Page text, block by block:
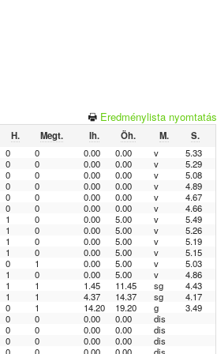
Eredménylista nyomtatás
H. Megt. Ih. Öh. M.
S.
0 0 0.00 0.00 v
5.33
0 0 0.00 0.00 v
5.29
0 0 0.00 0.00 v
5.08
0 0 0.00 0.00 v
4.89
0 0 0.00 0.00 v
4.67
0 0 0.00 0.00 v
4.66
1 0 0.00 5.00 v
5.49
1 0 0.00 5.00 v
5.26
1 0 0.00 5.00 v
5.19
1 0 0.00 5.00 v
5.15
0 1 0.00 5.00 v
5.03
1 0 0.00 5.00 v
4.86
1 1 1.45 11.45 sg
4.43
1 1 4.37 14.37 sg
4.17
0 1 14.20 19.20 g
3.49
0 0 0.00 0.00
dis
0 0 0.00 0.00
dis
0 0 0.00 0.00
dis